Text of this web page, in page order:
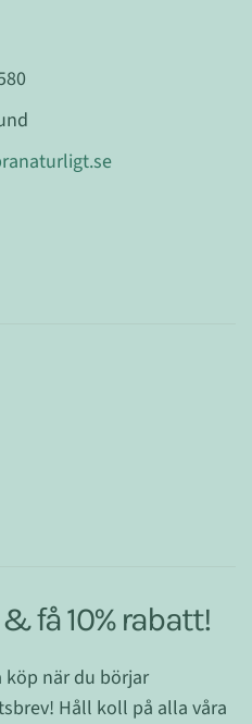
få 10% rabatt!
köp när du börjar
Håll koll på alla våra